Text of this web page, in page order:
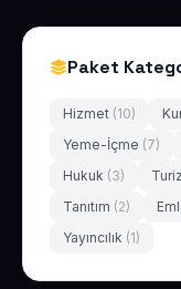
Paket
Hizmet (10)
Yeme-İçme (7)
Hukuk (3)
Tanıtım (2)
Yayıncılık (1)